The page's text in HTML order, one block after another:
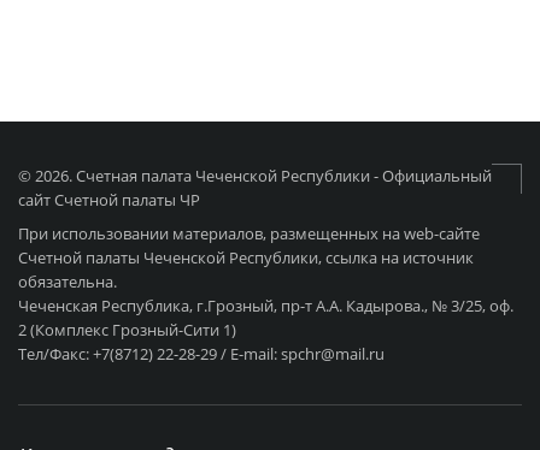
© 2026. Счетная палата Чеченской Республики - Официальный
сайт Счетной палаты ЧР
При использовании материалов, размещенных на web-сайте
Счетной палаты Чеченской Республики, ссылка на источник
обязательна.
Чеченская Республика, г.Грозный, пр-т А.А. Кадырова., № 3/25, оф.
2 (Комплекс Грозный-Сити 1)
Тел/Факс: +7(8712) 22-28-29 / E-mail: spchr@mail.ru